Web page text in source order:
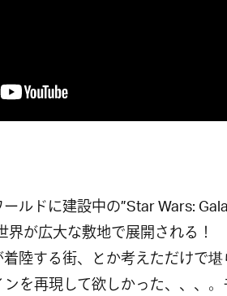
ルドに建設中の”Star Wars:
界が広大な敷地で展開される！
陸する街、とか考えただけで
を再現して欲しかった、、、